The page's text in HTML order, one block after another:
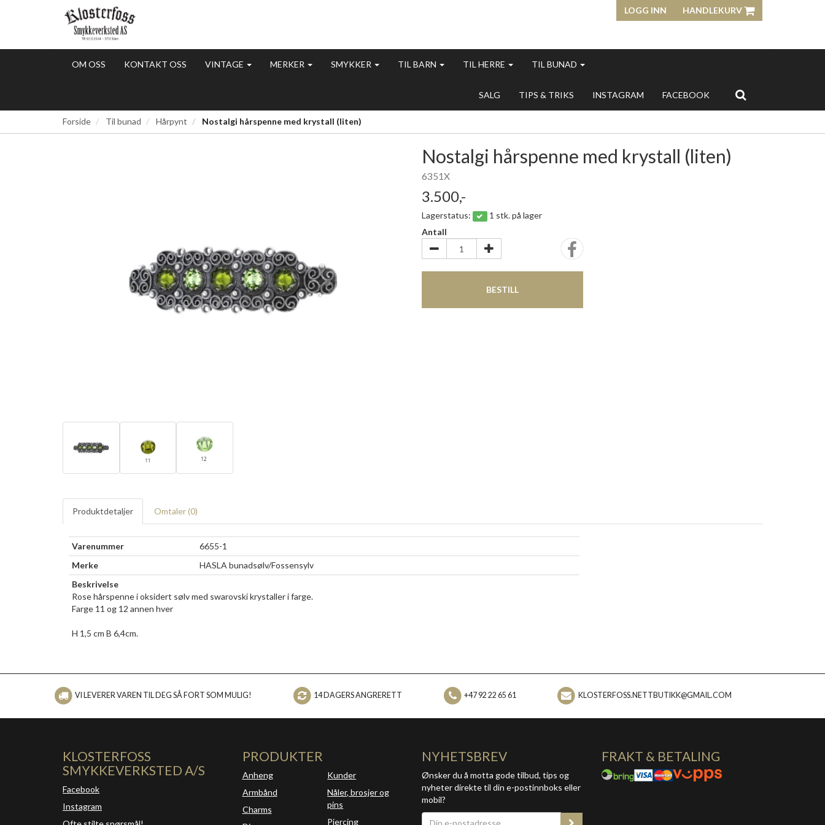
LOGG INN HANDLEKURV
OM OSS KONTAKT OSS VINTAGE MERKER SMYKKER TIL BARN TIL HERRE TIL BUNAD
SALG TIPS & TRIKS INSTAGRAM FACEBOOK
Forside Til bunad Hårpynt Nostalgi hårspenne med krystall (liten)
Nostalgi hårspenne med krystall (liten)
6351X
3.500,-
Lagerstatus:
1 stk. på lager
Antall
BESTILL
Produktdetaljer Omtaler (0)
Varenummer
6655-1
Merke
HASLA bunadsølv/Fossensylv
Beskrivelse
Rose hårspenne i oksidert sølv med swarovski krystaller i farge.
Farge 11 og 12 annen hver
H 1,5 cm B 6,4cm.
VI LEVERER VAREN TIL DEG SÅ FORT SOM MULIG! 14 DAGERS ANGRERETT +47 92 22 65 61 KLOSTERFOSS.NETTBUTIKK@GMAIL.COM
KLOSTERFOSS
SMYKKEVERKSTED A/S
Facebook
Instagram
PRODUKTER
Anheng
Armbånd
Charms
Kunder
Nåler, brosjer og
pins
Piercing
NYHETSBREV
Ønsker du å motta gode tilbud, tips og
nyheter direkte til din e-postinnboks eller
mobil?
FRAKT & BETALING